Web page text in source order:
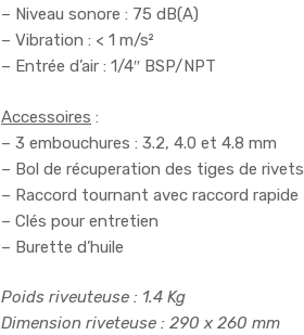
– Niveau sonore : 75 dB(A)
– Vibration : < 1 m/s²
– Entrée d’air : 1/4″ BSP/NPT
Accessoires :
– 3 embouchures : 3.2, 4.0 et 4.8 mm
– Bol de récuperation des tiges de rivets
– Raccord tournant avec raccord rapide
– Clés pour entretien
– Burette d’huile
Poids riveuteuse : 1.4 Kg
Dimension riveteuse : 290 x 260 mm